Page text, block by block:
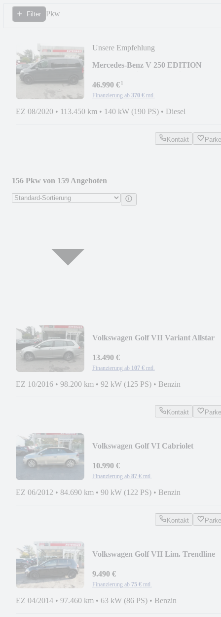
Filter Pkw
Unsere Empfehlung
Mercedes-Benz V 250 EDITION
46.990 €¹
Finanzierung ab 370 € mtl.
EZ 08/2020 • 113.450 km • 140 kW (190 PS) • Diesel
Kontakt
156 Pkw von 159 Angeboten
Volkswagen Golf VII Variant Allstar
13.490 €
Finanzierung ab 107 € mtl.
EZ 10/2016 • 98.200 km • 92 kW (125 PS) • Benzin
Kontakt
Volkswagen Golf VI Cabriolet
10.990 €
Finanzierung ab 87 € mtl.
EZ 06/2012 • 84.690 km • 90 kW (122 PS) • Benzin
Kontakt
Volkswagen Golf VII Lim. Trendline
9.490 €
Finanzierung ab 75 € mtl.
EZ 04/2014 • 97.460 km • 63 kW (86 PS) • Benzin